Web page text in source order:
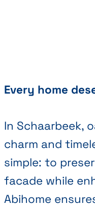
Every home
In Schaarbeek,
charm and
simple: to
facade while
Abihome